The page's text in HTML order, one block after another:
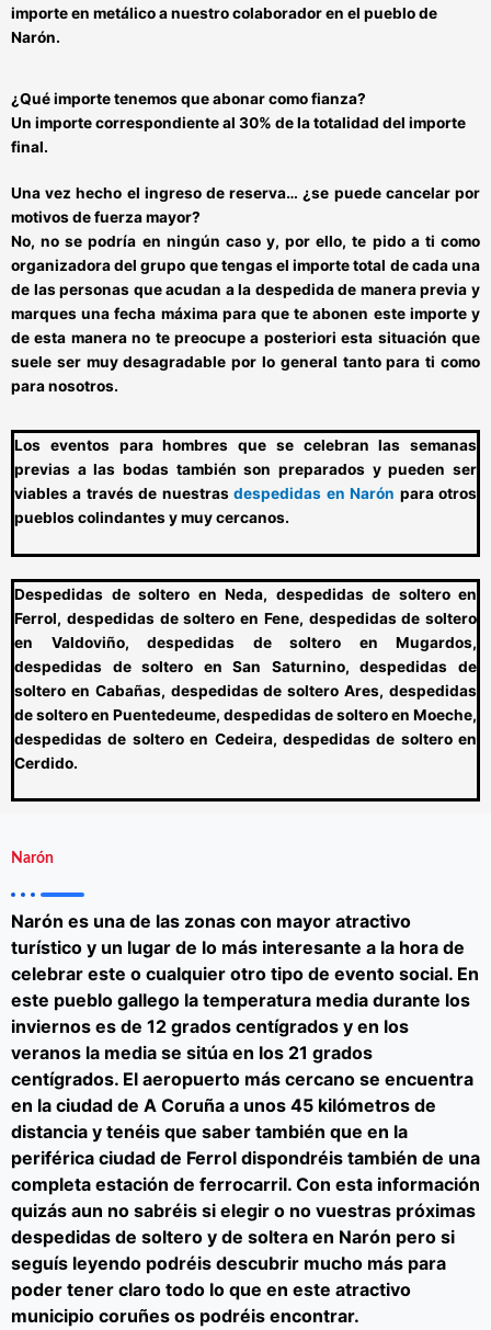
importe en metálico a nuestro colaborador en el pueblo de
Narón.
¿Qué importe tenemos que abonar como fianza?
Un importe correspondiente al 30% de la totalidad del importe
final.
Una vez hecho el ingreso de reserva… ¿se puede cancelar por
motivos de fuerza mayor?
No, no se podría en ningún caso y, por ello,te pido a ti como
organizadora del grupo que tengas el importe total de cada una
de las personas que acudan a la despedida de manera previa y
marques una fecha máxima para que te abonen este importe y
de esta manera no te preocupe a posteriori esta situación que
suele ser muy desagradable por lo general tanto para ti como
para nosotros.
Los eventos para hombres que se celebran las semanas
previas a las bodas también son preparados ypueden ser
viables a través de nuestrasdespedidas en Narón para otros
pueblos colindantesy muy cercanos.
Despedidas de soltero en Neda, despedidas de soltero en
Ferrol, despedidas de soltero en Fene, despedidas de soltero
en Valdoviño, despedidas de soltero en Mugardos,
despedidas de soltero en San Saturnino, despedidas de
soltero en Cabañas, despedidas de soltero Ares, despedidas
de soltero en Puentedeume, despedidas de soltero en Moeche,
despedidas de soltero en Cedeira, despedidas de soltero en
Cerdido.
Narón
Narón es una de las zonas con mayor atractivo
turístico y un lugar de lo más interesante a la hora de
celebrar este o cualquier otro tipo de evento social. En
este pueblo gallego la temperatura media durante los
inviernos es de 12 grados centígrados y en los
veranos la media se sitúa en los 21 grados
centígrados. El aeropuerto más cercano se encuentra
en la ciudad de A Coruña a unos 45 kilómetros de
distancia y tenéis que saber también que en la
periférica ciudad de Ferrol dispondréis también de una
completa estación de ferrocarril. Con esta información
quizás aun no sabréis si elegir o no vuestras próximas
despedidas de soltero y de soltera en Narón pero si
seguís leyendo podréis descubrir mucho más para
poder tener claro todo lo que en este atractivo
municipio coruñes os podréis encontrar.